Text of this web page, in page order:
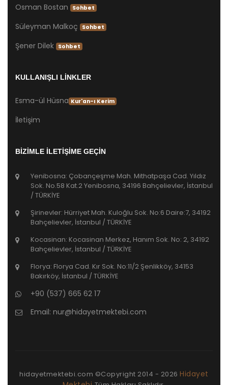
Osman Bostan Sohbet
Süleyman Malkoç Sohbet
Şener Dilek Sohbet
KULLANIŞLI LİNKLER
Esma-ül Hüsna Kur'an-ı Kerim
İletişim
BİZİMLE İLETİŞİME GEÇİN
Yenibosna: Çobançeşme Mah. Mithatpaşa Cad. Yıldız
Sok. No.58 Kat.2 Yenibosna, 34196 Bahçelievler, İstanbul
/ TÜRKİYE
Şirinevler: Hürriyet Mah. Kuloğlu Sok. No:6 Daire:7, 34192
Bahçelievler, İstanbul / TÜRKİYE
Kocasinan: Kocasinan Merkez, Hanım Sok. No: 2, 34192
Bahçelievler, İstanbul / TÜRKİYE
Florya: Florya Cad. Kır Sok. No:11/2 Şenlikköy, 34153
Bakırköy, İstanbul / TÜRKİYE
+90 (537) 665 62 17
Email: nur@hidayetmektebi.com
hidayetmektebi.com ©Copyright 2014 - 2026Hidayet